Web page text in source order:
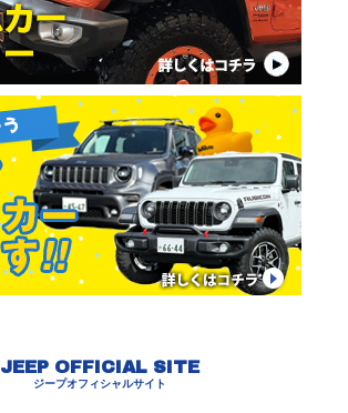
JEEP OFFICIAL SITE
ジープオフィシャルサイト